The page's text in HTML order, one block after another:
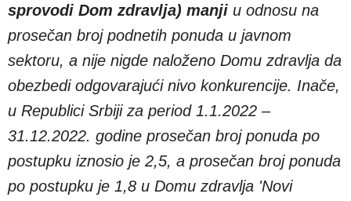
sprovodi Dom zdravlja) manji u odnosu na
prosečan broj podnetih ponuda u javnom
sektoru, a nije nigde naloženo Domu zdravlja da
obezbedi odgovarajući nivo konkurencije. Inače,
u Republici Srbiji za period 1.1.2022 –
31.12.2022. godine prosečan broj ponuda po
postupku iznosio je 2,5, a prosečan broj ponuda
po postupku je 1,8 u Domu zdravlja 'Novi